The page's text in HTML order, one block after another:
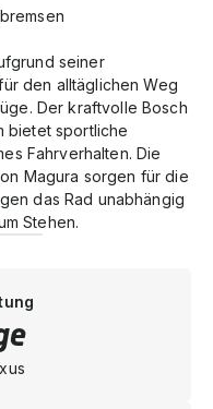
seiner
den alltäglichen Weg
Der kraftvolle Bosch
bietet sportliche
Fahrverhalten. Die
Magura sorgen für die
das Rad unabhängig
Stehen.